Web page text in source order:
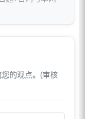
的观点。(审核